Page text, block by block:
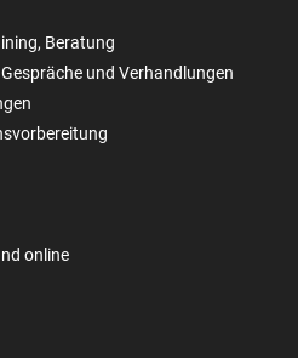
Beratung
und Verhandlungen
online